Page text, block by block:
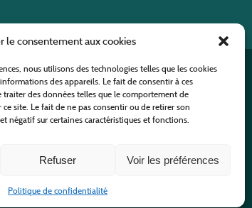
le consentement aux cookies
nous utilisons des technologies telles que les cookies
des appareils. Le fait de consentir à ces
des données telles que le comportement de
site. Le fait de ne pas consentir ou de retirer son
négatif sur certaines caractéristiques et fonctions.
Refuser Voir les préférences
Politique de confidentialité